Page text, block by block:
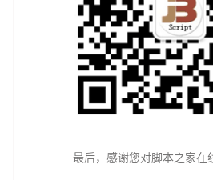
最后，感谢您对脚本之家在